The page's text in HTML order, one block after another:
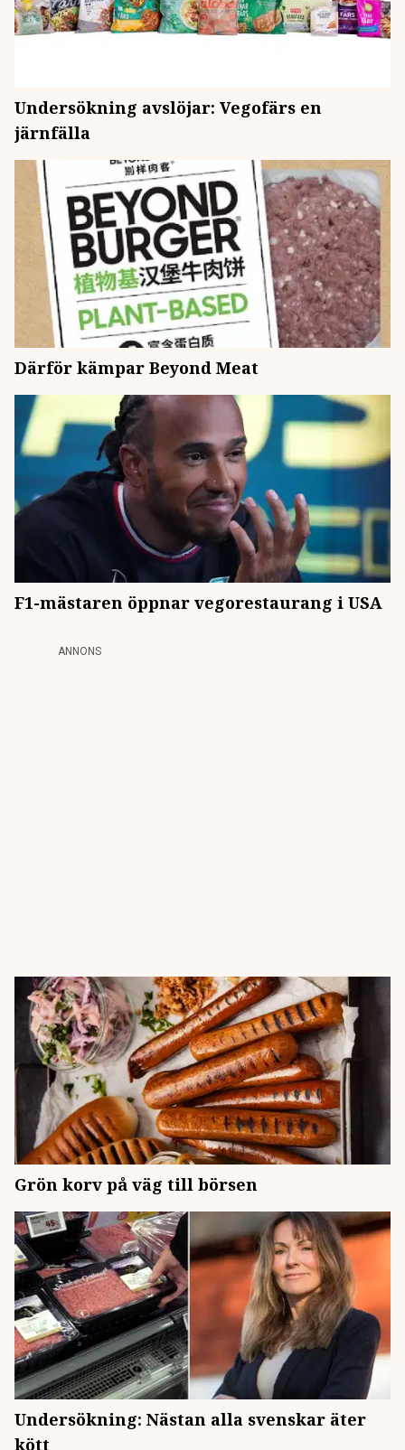
Undersökning avslöjar: Vegofärs en
järnfälla
Därför kämpar Beyond Meat
F1-mästaren öppnar vegorestaurang i USA
ANNONS
Grön korv på väg till börsen
Undersökning: Nästan alla svenskar äter
kött